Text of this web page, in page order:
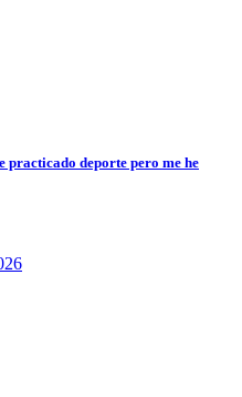
practicado deporte pero me he